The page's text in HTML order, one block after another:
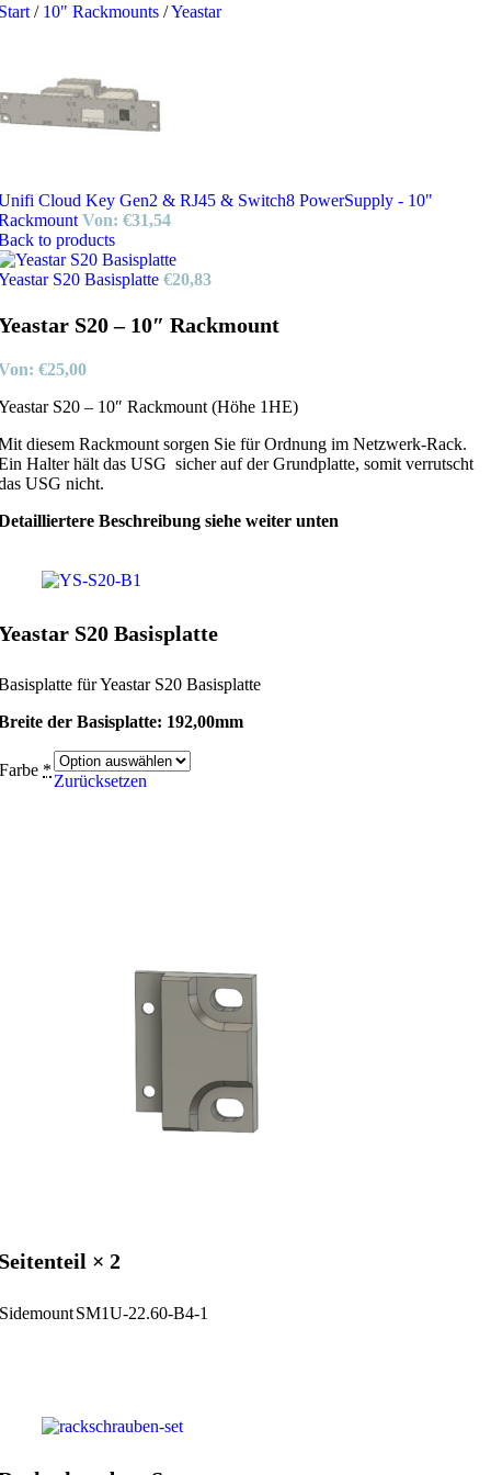
/ 10" Rackmounts /Yeastar
Cloud Key Gen2 & RJ45 & Switch8 PowerSupply - 10"
Von: €31,54
to products
S20 Basisplatte €20,83
S20 – 10″ Rackmount
€25,00
S20 – 10″ Rackmount (Höhe 1HE)
diesem Rackmount sorgen Sie für Ordnung im Netzwerk-Rack.
Halter hält das USG sicher auf der Grundplatte, somit verrutscht
USG nicht.
Beschreibung siehe weiter unten
S20 Basisplatte
für Yeastar S20 Basisplatte
der Basisplatte: 192,00mm
Farbe *
Zurücksetzen
× 2
SidemountSM1U-22.60-B4-1